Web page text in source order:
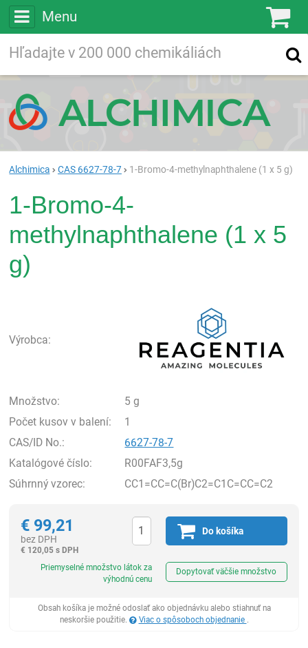
Menu
Vyhľadávanie
Alchimica CAS 6627-78-7 1-Bromo-4-methylnaphthalene (1 x 5 g)
1-Bromo-4-
methylnaphthalene (1 x 5
g)
Výrobca:
Množstvo:
5 g
Počet kusov v balení:
1
CAS/ID No.:
6627-78-7
Katalógové číslo:
R00FAF3,5g
Súhrnný vzorec:
CC1=CC=C(Br)C2=C1C=CC=C2
€ 99,21
bez DPH
€ 120,05 s DPH
Do košíka
Priemyselné množstvo látok za
výhodnú cenu
Dopytovať väčšie množstvo
Obsah košíka je možné odoslať ako objednávku alebo stiahnuť na
neskoršie použitie.
Viac o spôsoboch objednanie .